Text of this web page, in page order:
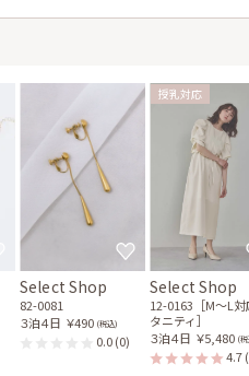
Select Shop
82-0081
３泊４日 ￥490 (税込)
0.0(0)
授乳対応
Select Shop
12-0163［M〜L
タニティ］
３泊４日 ￥5,480 (
4.7